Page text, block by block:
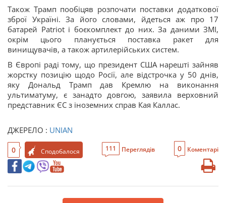
Також Трамп пообіцяв розпочати поставки додаткової
зброї Україні. За його словами, йдеться аж про 17
батарей Patriot і боєкомплект до них. За даними ЗМІ,
окрім цього планується поставка ракет для
винищувачів, а також артилерійських систем.
В Європі раді тому, що президент США нарешті зайняв
жорстку позицію щодо Росії, але відстрочка у 50 днів,
яку Дональд Трамп дав Кремлю на виконання
ультиматуму, є занадто довгою, заявила верховний
представник ЄС з іноземних справ Кая Каллас.
ДЖЕРЕЛО : UNIAN
0 Сподобалося 111 Переглядів 0 Коментарі